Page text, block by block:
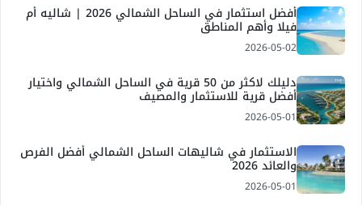
أفضل استثمار في الساحل الشمالي 2026 | شاليه أم
فيلا وأهم المناطق
2026-05-02
دليلك لاكثر من 50 قرية في الساحل الشمالي واختيار
أفضل قرية للاستثمار والمصيف
2026-05-01
الاستثمار في شاليهات الساحل الشمالي أفضل الفرص
والعائد 2026
2026-05-01